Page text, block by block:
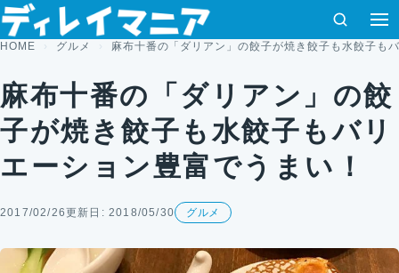
コンテンツへスキップ
検索
HOME グルメ 麻布十番の「ダリアン」の餃子が焼き餃子も水餃子も
麻布十番の「ダリアン」の餃
子が焼き餃子も水餃子もバリ
エーション豊富でうまい！
2017/02/26更新日: 2018/05/30 グルメ